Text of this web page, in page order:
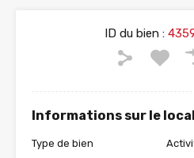
ID du bien :
Informations sur le local
Type de bien